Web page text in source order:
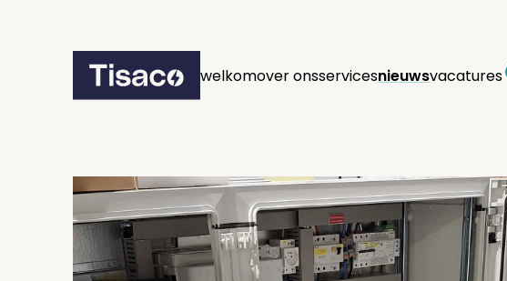
welkomover onsservicesnieuwsvacatures